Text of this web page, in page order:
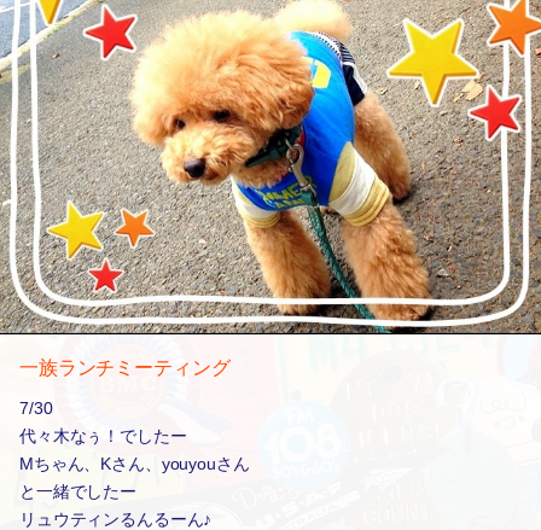
一族ランチミーティング
7/30
代々木なぅ！でしたー
Mちゃん、Kさん、youyouさん
と一緒でしたー
リュウティンるんるーん♪